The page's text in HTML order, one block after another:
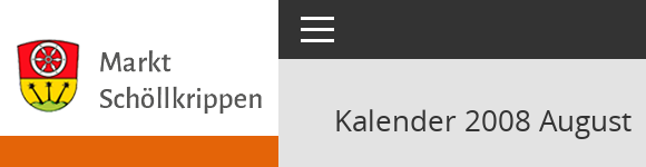
Toggle navigation
Kalender 2008 August